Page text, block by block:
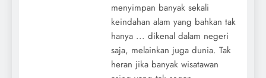
menyimpan banyak sekali
keindahan alam yang bahkan tak
hanya ... dikenal dalam negeri
saja, melainkan juga dunia. Tak
heran jika banyak wisatawan